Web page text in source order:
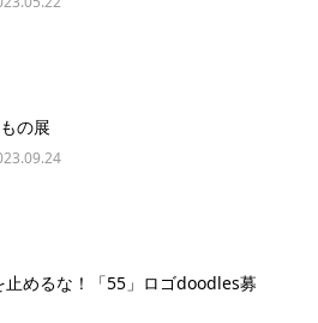
の展
めるな！「55」ロゴdoodles募